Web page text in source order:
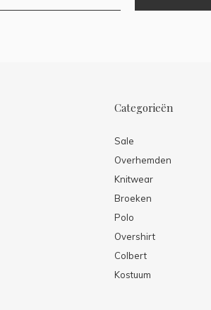
Categorieën
Sale
Overhemden
Knitwear
Broeken
Polo
Overshirt
Colbert
Kostuum